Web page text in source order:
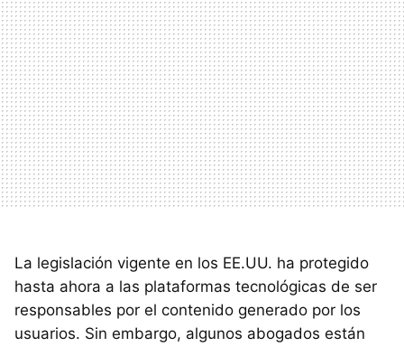
La legislación vigente en los EE.UU. ha protegido
hasta ahora a las plataformas tecnológicas de ser
responsables por el contenido generado por los
usuarios. Sin embargo, algunos abogados están